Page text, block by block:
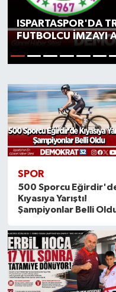
ISPARTASPOR'DA
FUTBOLCU İMZAYI
SPOR
500 Sporcu
Kıyasıya Yarıştı!
Şampiyonlar Belli